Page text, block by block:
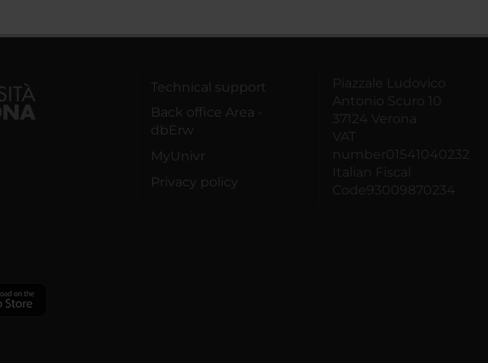
Technical support
Back office Area -
dbErw
MyUnivr
Privacy policy
Piazzale Ludovico
Antonio Scuro 10
37124 Verona
VAT
number01541040232
Italian Fiscal
Code93009870234